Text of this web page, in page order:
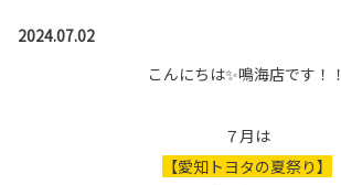
2024.07.02
こんにちは✨鳴海店です！！
７月は
【愛知トヨタの夏祭り】